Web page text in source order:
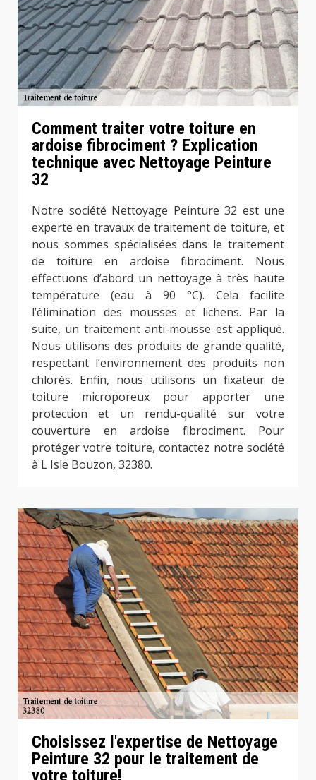
Comment traiter votre toiture en
ardoise fibrociment ? Explication
technique avec Nettoyage Peinture
32
Notre société Nettoyage Peinture 32 est une
experte en travaux de traitement de toiture, et
nous sommes spécialisées dans le traitement
de toiture en ardoise fibrociment. Nous
effectuons d’abord un nettoyage à très haute
température (eau à 90 °C). Cela facilite
l’élimination des mousses et lichens. Par la
suite, un traitement anti-mousse est appliqué.
Nous utilisons des produits de grande qualité,
respectant l’environnement des produits non
chlorés. Enfin, nous utilisons un fixateur de
toiture microporeux pour apporter une
protection et un rendu-qualité sur votre
couverture en ardoise fibrociment. Pour
protéger votre toiture, contactez notre société
à L Isle Bouzon, 32380.
Choisissez l'expertise de Nettoyage
Peinture 32 pour le traitement de
votre toiture!